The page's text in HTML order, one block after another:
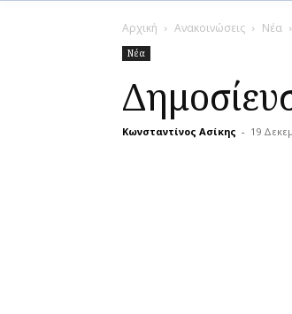
Αρχική Ανακοινώσεις Νέα
Νέα
Κωνσταντίνος Ασίκης - 19